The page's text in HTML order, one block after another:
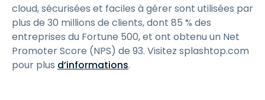
cloud, sécurisées et faciles à gérer sont utilisées par
plus de 30 millions de clients, dont 85 % des
entreprises du Fortune 500, et ont obtenu un Net
Promoter Score (NPS) de 93. Visitez splashtop.com
pour plus d’informations.